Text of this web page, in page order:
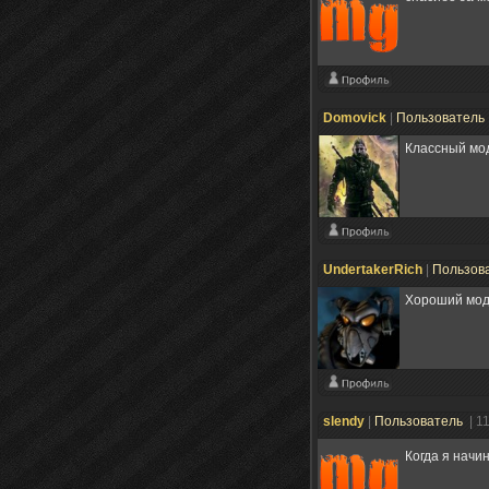
Domovick Пользователь
Классный
UndertakerRich
Хороший
slendy Пользователь |
Когда я